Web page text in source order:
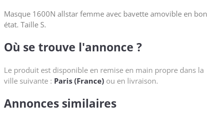
Masque 1600N allstar femme avec bavette amovible en bon
état. Taille S.
Où se trouve l'annonce ?
Le produit est disponible en remise en main propre dans la
ville suivante : Paris (France) ou en livraison.
Annonces similaires